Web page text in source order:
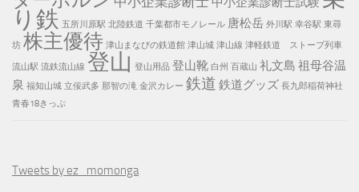
り鉄 五所川原駅 北陸鉄道 千葉都市モノレール 唐松岳 外川駅 幸谷駅 東尋
坊 株主優待 津山まなびの鉄道館 津山城 津山線 津軽鉄道 ストーブ列車
流山駅 流鉄流山線 登山 登山用品 登山靴 白州 百蔵山 礼文島 祖母谷温
泉 福知山城 立佞武多 那智の滝 金沢カレー 鉄道 鉄道グッズ 長九郎稲荷神社
青春18きっぷ
Tweets by ez_momonga